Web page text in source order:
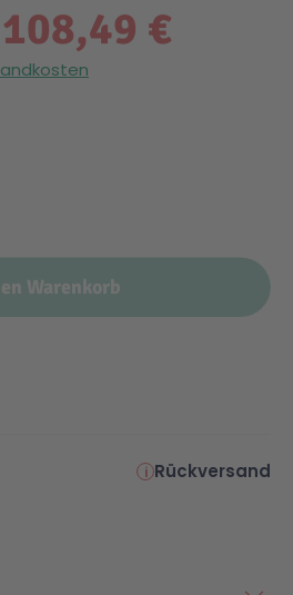
108,49 €
Warenkorb
Rückversand